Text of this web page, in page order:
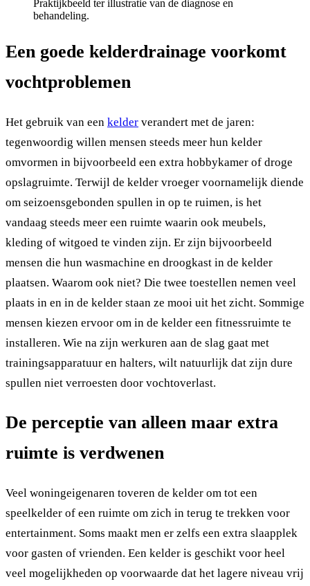
Praktijkbeeld ter illustratie van de diagnose en
behandeling.
Een goede kelderdrainage voorkomt
vochtproblemen
Het gebruik van een kelder verandert met de jaren:
tegenwoordig willen mensen steeds meer hun kelder
omvormen in bijvoorbeeld een extra hobbykamer of droge
opslagruimte. Terwijl de kelder vroeger voornamelijk diende
om seizoensgebonden spullen in op te ruimen, is het
vandaag steeds meer een ruimte waarin ook meubels,
kleding of witgoed te vinden zijn. Er zijn bijvoorbeeld
mensen die hun wasmachine en droogkast in de kelder
plaatsen. Waarom ook niet? Die twee toestellen nemen veel
plaats in en in de kelder staan ze mooi uit het zicht. Sommige
mensen kiezen ervoor om in de kelder een fitnessruimte te
installeren. Wie na zijn werkuren aan de slag gaat met
trainingsapparatuur en halters, wilt natuurlijk dat zijn dure
spullen niet verroesten door vochtoverlast.
De perceptie van alleen maar extra
ruimte is verdwenen
Veel woningeigenaren toveren de kelder om tot een
speelkelder of een ruimte om zich in terug te trekken voor
entertainment. Soms maakt men er zelfs een extra slaapplek
voor gasten of vrienden. Een kelder is geschikt voor heel
veel mogelijkheden op voorwaarde dat het lagere niveau vrij